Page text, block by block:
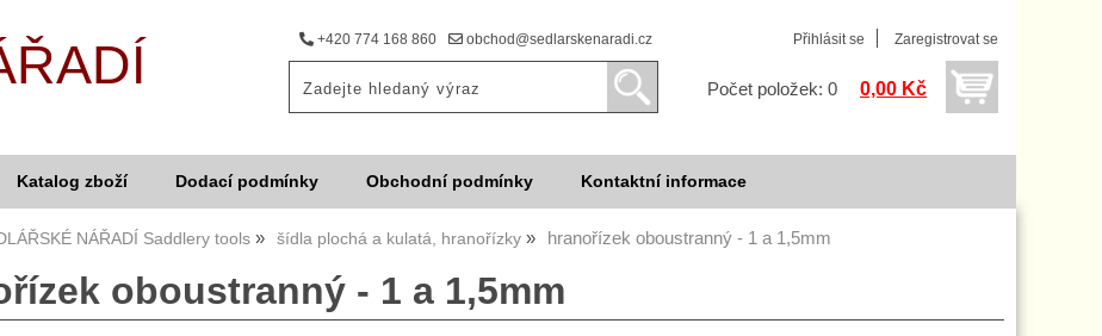
+420 774 168 860 obchod@sedlarskenaradi.cz Přihlásit se Zaregistrovat se
Počet položek: 0 0,00 Kč
Katalog zboží Dodací podmínky Obchodní podmínky Kontaktní informace
NÁŘADÍ Saddlery tools šídla plochá a kulatá, hranořízky hranořízek oboustranný - 1 a 1,5mm
oboustranný - 1 a 1,5mm